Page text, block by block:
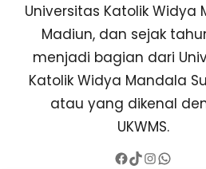
Universitas Katolik Widya
Madiun, dan sejak
menjadi bagian dari
Katolik Widya Mandala
atau yang dikenal
UKWMS.
Facebook TikTok InstagramWhatsApp